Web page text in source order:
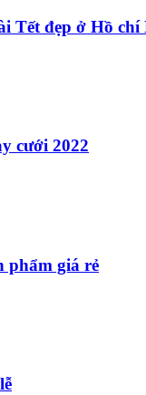
Tết đẹp ở Hồ
cưới 2022
phẩm giá rẻ